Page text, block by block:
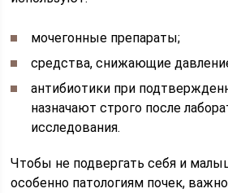
мочегонные препараты;
средства, снижающие
антибиотики при
назначают строго после
исследования.
Чтобы не подвергать себя и
особенно патологиям почек,